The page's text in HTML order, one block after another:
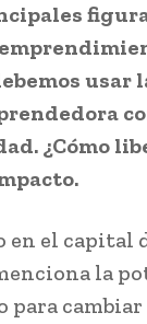
usar
¿Cómo
en el capital
la
cambiar